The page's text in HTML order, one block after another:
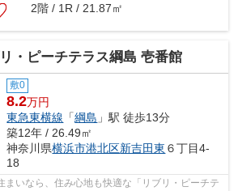
2階 / 1R / 21.87㎡
・ピーチテラス綱島 壱番館
敷0
8.2万円
東急東横線 「綱島 」駅 徒歩13分
築12年 / 26.49㎡
神奈川県横浜市港北区新吉田東 ６丁目4-
18
まいなら、住み心地も快適な「リブリ・ピーチテ